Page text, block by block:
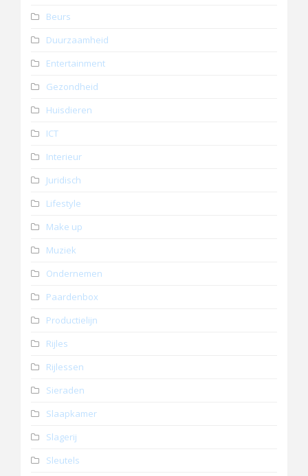
Beurs
Duurzaamheid
Entertainment
Gezondheid
Huisdieren
ICT
Interieur
Juridisch
Lifestyle
Make up
Muziek
Ondernemen
Paardenbox
Productielijn
Rijles
Rijlessen
Sieraden
Slaapkamer
Slagerij
Sleutels